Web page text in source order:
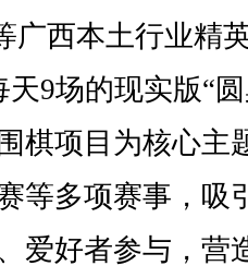
广西本土行业精
9场的现实版“
棋项目为核心主
等多项赛事，吸
爱好者参与，营